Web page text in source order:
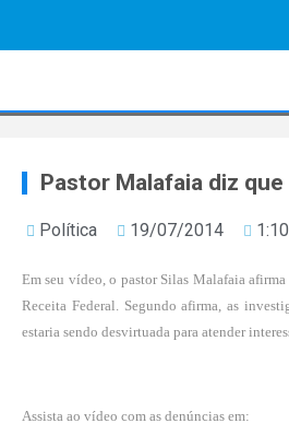
Pastor Malafaia diz
Política 19/07/2014
Em seu vídeo, o pastor Silas Malafaia
Receita Federal. Segundo afirma, as
estaria sendo desvirtuada para atender
Assista ao vídeo com as denúncias em: